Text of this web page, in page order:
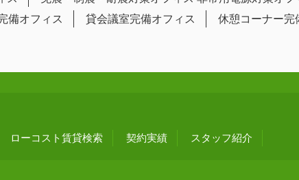
備オフィス 貸会議室完備オフィス 休憩コーナー完
ローコスト賃貸検索 契約実績 スタッフ紹介